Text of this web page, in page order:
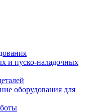
и пуско-наладочных
оборудования для